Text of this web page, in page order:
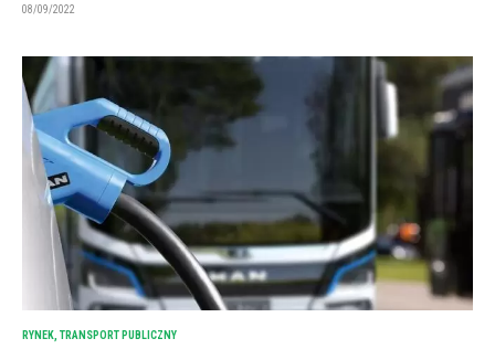
08/09/2022
RYNEK TRANSPORT PUBLICZNY